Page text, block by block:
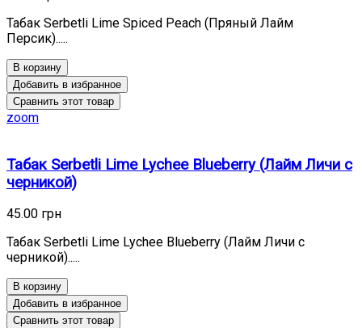
Табак Serbetli Lime Spiced Peach (Пряный Лайм
Персик).....
В корзину
Добавить в избранное
Сравнить этот товар
zoom
Табак Serbetli Lime Lychee Blueberry (Лайм Личи с
черникой)
45.00 грн
Табак Serbetli Lime Lychee Blueberry (Лайм Личи с
черникой).....
В корзину
Добавить в избранное
Сравнить этот товар